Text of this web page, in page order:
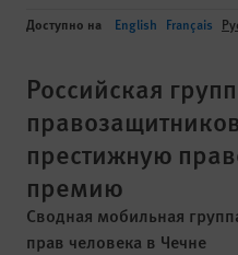
Доступно на English Français
Российская
престижную
премию
Сводная мобильная
прав человека в Чечне